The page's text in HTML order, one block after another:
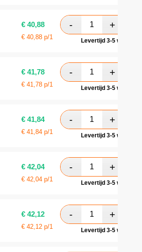
€ 40,88
€ 40,88 p/1 Levertijd 3-5
€ 41,78
€ 41,78 p/1 Levertijd 3-5
€ 41,84
€ 41,84 p/1 Levertijd 3-5
€ 42,04
€ 42,04 p/1 Levertijd 3-5
€ 42,12
€ 42,12 p/1 Levertijd 3-5